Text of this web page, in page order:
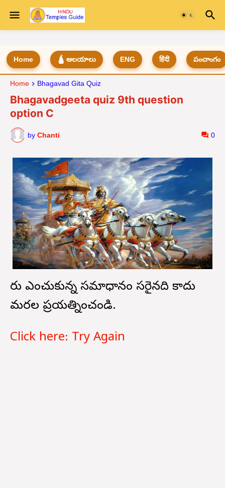
Home 🛕 ఆలయాలు ENG हिंदी పంచాంగం
Home Bhagavad Gita Quiz
Bhagavadgeeta quiz 9th question
option C
by Chanti 0
మీరు ఎంచుకున్న సమాధానం సరైనది కాదు
మరల ప్రయత్నించండి.
Click here: Try Again